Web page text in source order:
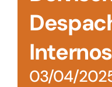
03/04/